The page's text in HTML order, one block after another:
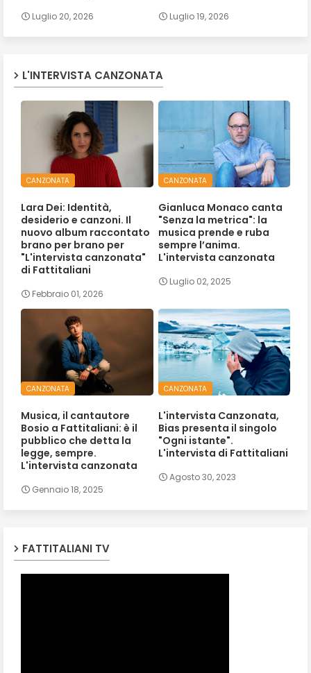
Luglio 20, 2026 Luglio 19, 2026
L'INTERVISTA CANZONATA
CANZONATA
Lara Dei: Identità,
desiderio e canzoni. Il
nuovo album raccontato
brano per brano per
"L'intervista canzonata"
di Fattitaliani
Febbraio 01, 2026
CANZONATA
Gianluca Monaco canta
"Senza la metrica": la
musica prende e ruba
sempre l’anima.
L'intervista canzonata
Luglio 02, 2025
CANZONATA
Musica, il cantautore
Bosio a Fattitaliani: è il
pubblico che detta la
legge, sempre.
L'intervista canzonata
Gennaio 18, 2025
CANZONATA
L'intervista Canzonata,
Bias presenta il singolo
"Ogni istante".
L'intervista di Fattitaliani
Agosto 30, 2023
FATTITALIANI TV